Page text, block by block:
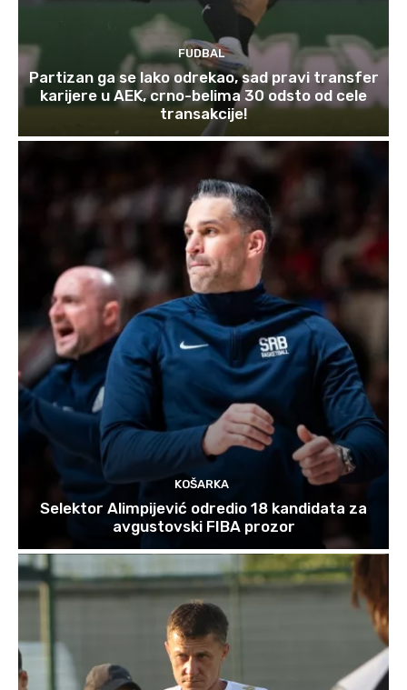
FUDBAL
Partizan ga se lako odrekao, sad pravi transfer
karijere u AEK, crno-belima 30 odsto od cele
transakcije!
KOŠARKA
Selektor Alimpijević odredio 18 kandidata za
avgustovski FIBA prozor